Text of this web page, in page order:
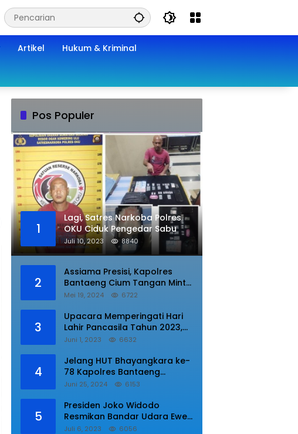
Artikel Hukum & Kriminal
Pos Populer
1
Lagi, Satres Narkoba Polres
OKU Ciduk Pengedar Sabu
Juli 10, 2023 8840
2
Assiama Presisi, Kapolres
Bantaeng Cium Tangan Minta
di Doakan.
Mei 19, 2024 6722
3
Upacara Memperingati Hari
Lahir Pancasila Tahun 2023,
Wakapolres Lampung Utara
RI.
Juni 1, 2023 6632
4
Jelang HUT Bhayangkara ke-
78 Kapolres Bantaeng
Resmikan Sumur Bor di Desa
Juni 25, 2024 6153
5
Presiden Joko Widodo
Resmikan Bandar Udara Ewer
di Asmat
Juli 6, 2023 6056